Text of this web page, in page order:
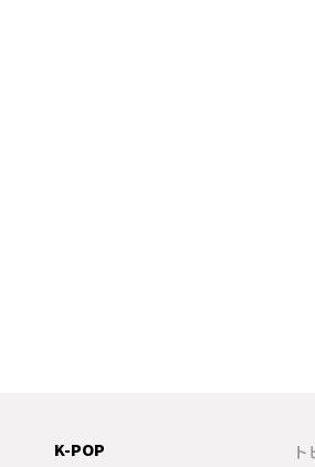
、この作業が予想外の難航を極めた。
はの答えが。これには佐藤も思わず
K-POP